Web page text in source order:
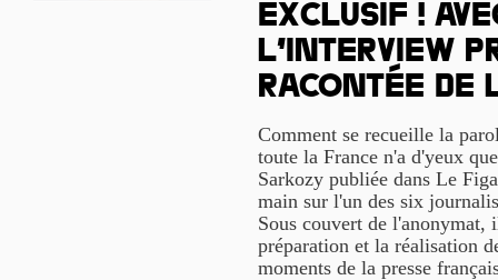
Exclusif !
l’interview
racontée de
Comment se recueille la
toute la France n'a d'yeux
Sarkozy publiée dans Le
main sur l'un des six
Sous couvert de l'anonymat,
préparation et la réalisation
moments de la presse